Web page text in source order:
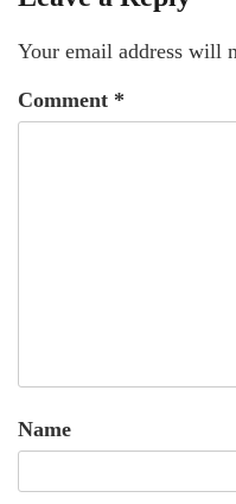
Your email address will
Comment *
Name